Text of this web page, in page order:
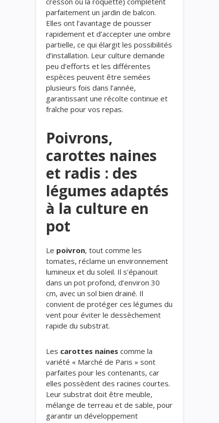
parfaitement un jardin de balcon.
Elles ont l’avantage de pousser
rapidement et d’accepter une ombre
partielle, ce qui élargit les possibilités
d’installation. Leur culture demande
peu d’efforts et les différentes
espèces peuvent être semées
plusieurs fois dans l’année,
garantissant une récolte continue et
fraîche pour vos repas.
Poivrons,
carottes naines
et radis : des
légumes adaptés
à la culture en
pot
Le poivron, tout comme les
tomates, réclame un environnement
lumineux et du soleil. Il s’épanouit
dans un pot profond, d’environ 30
cm, avec un sol bien drainé. Il
convient de protéger ces légumes du
vent pour éviter le dessèchement
rapide du substrat.
Les carottes naines comme la
variété « Marché de Paris » sont
parfaites pour les contenants, car
elles possèdent des racines courtes.
Leur substrat doit être meuble,
mélange de terreau et de sable, pour
garantir un développement